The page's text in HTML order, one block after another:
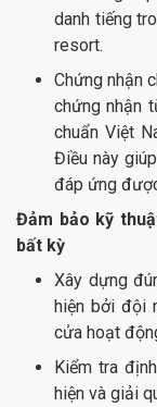
danh tiếng
resort.
Chứng nhận
chứng nhận
chuẩn Việt
Điều này
đáp ứng
Đảm bảo kỹ
bất kỳ
Xây dựng
hiện bởi đội
cửa hoạt
Kiểm tra
hiện và giải